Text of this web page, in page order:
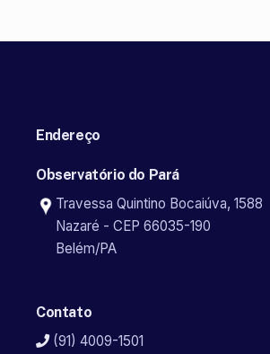
Endereço
Observatório do Pará
Travessa Quintino Bocaiúva, 1588
Nazaré - CEP 66035-190
Belém/PA
Contato
(91) 4009-1501